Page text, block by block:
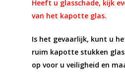
Heeft u glasschade, kijk
van het kapotte glas.
Is het gevaarlijk, kunt u
ruim kapotte stukken
op voor u veiligheid en